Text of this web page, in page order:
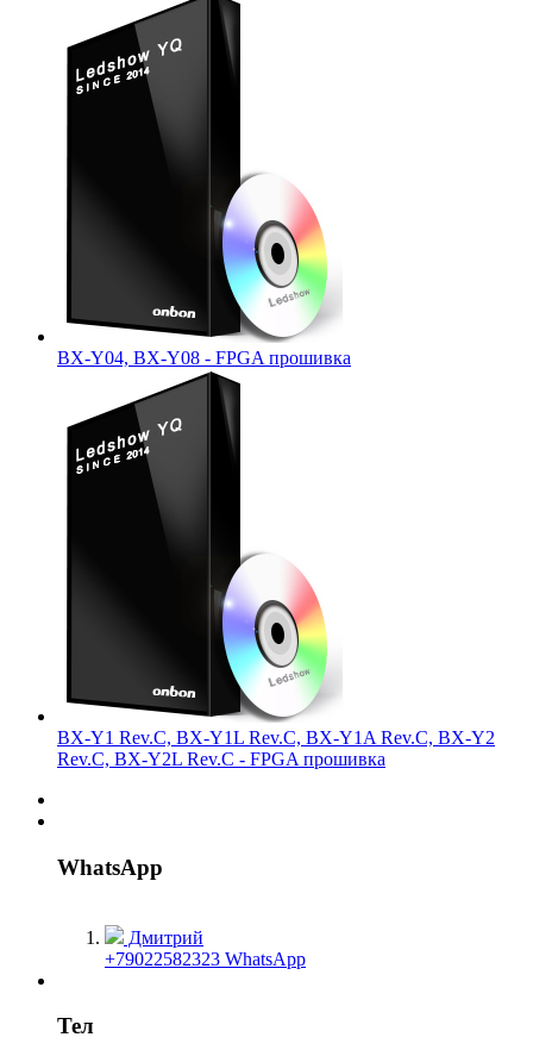
BX-Y04, BX-Y08 - FPGA прошивка
BX-Y1 Rev.C, BX-Y1L Rev.C, BX-Y1A Rev.C, BX-Y2
Rev.C, BX-Y2L Rev.C - FPGA прошивка
WhatsApp
Дмитрий
+79022582323 WhatsApp
Тел